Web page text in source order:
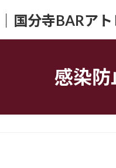
国分寺BARアト
感染防